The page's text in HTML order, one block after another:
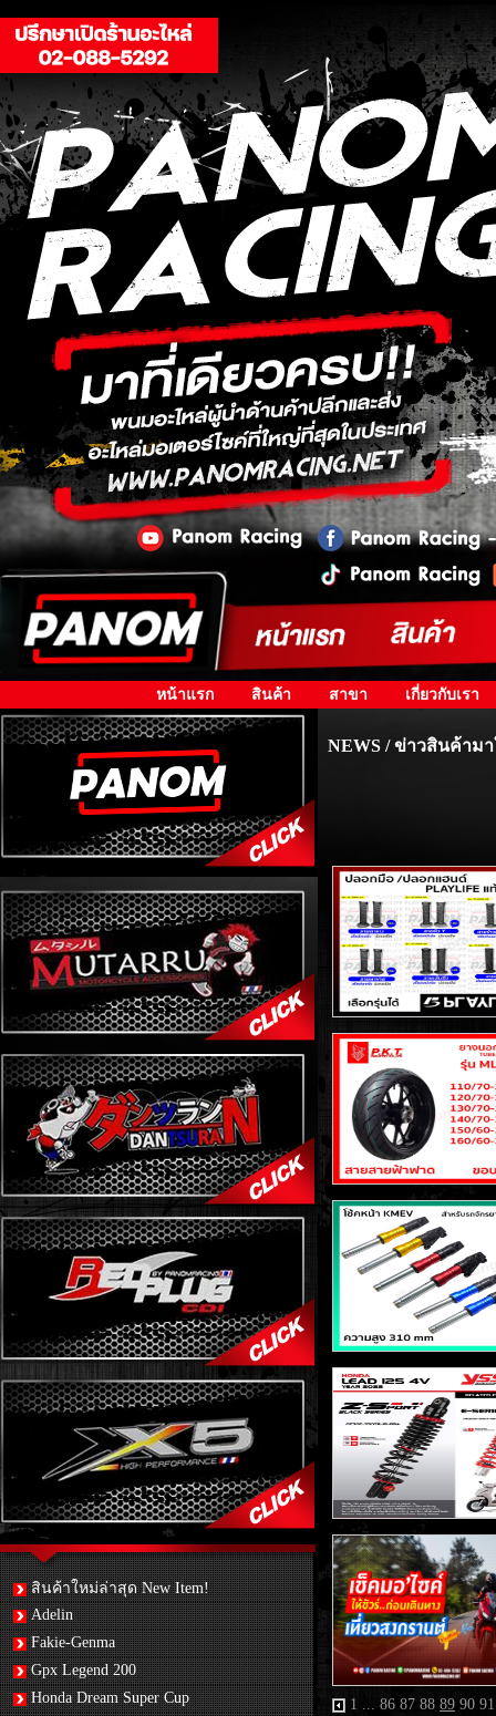
หน้าแรก สินค้า สาขา เกี่ยวกับเรา
สินค้าใหม่ล่าสุด New Item!
Adelin
Fakie-Genma
Gpx Legend 200
Honda Dream Super Cup
NEWS / ข่าวสินค้าม
1 ... 86 87 88 89 90 91